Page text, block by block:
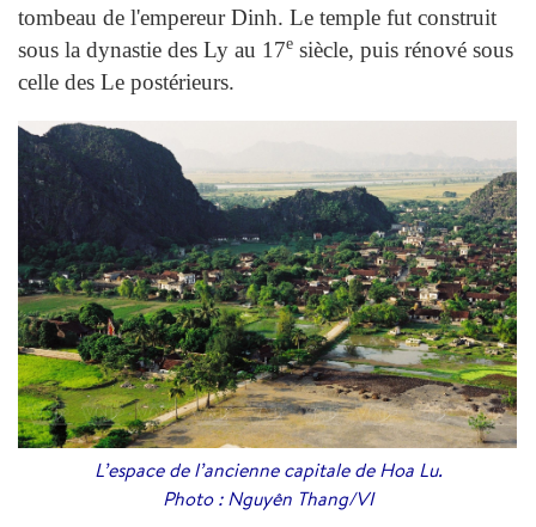
tombeau de l'empereur Dinh. Le temple fut construit
sous la dynastie des Ly au 17e siècle, puis rénové sous
celle des Le postérieurs.
L’espace de l’ancienne capitale de Hoa Lu.
Photo : Nguyên Thang/VI